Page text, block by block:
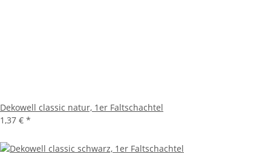
Dekowell classic natur, 1er Faltschachtel
1,37 € *